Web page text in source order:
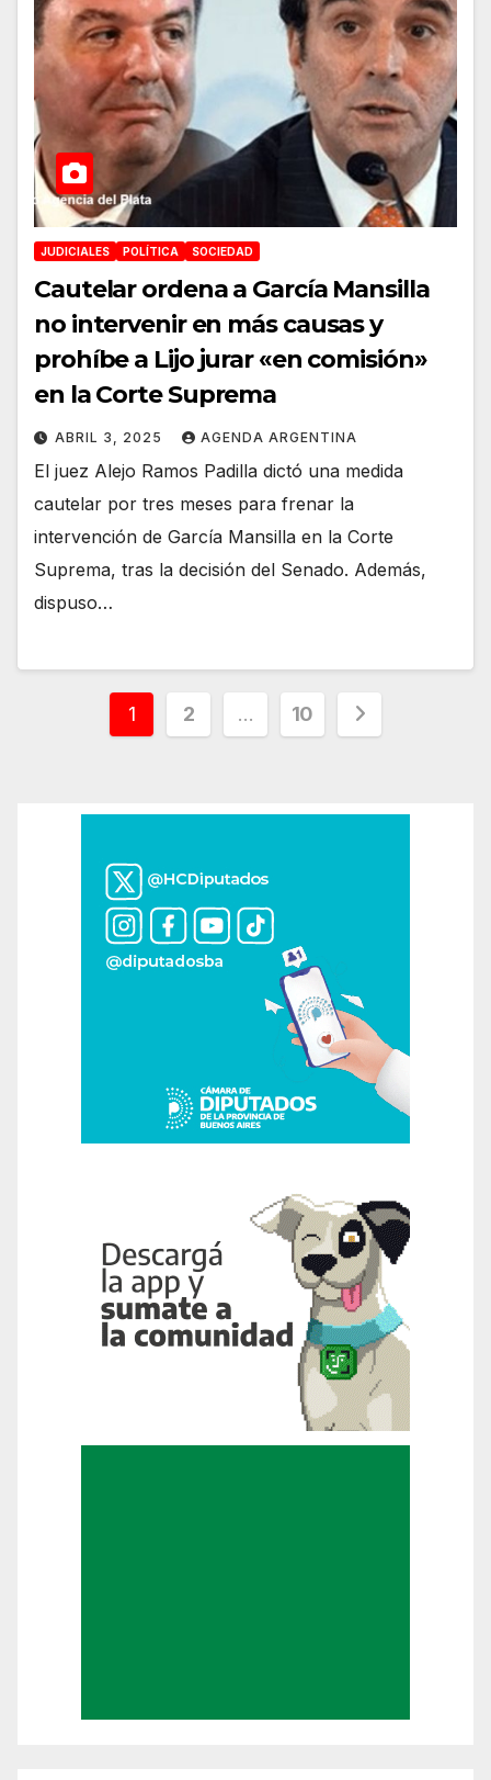
JUDICIALES POLÍTICA SOCIEDAD
Cautelar ordena a García Mansilla
no intervenir en más causas y
prohíbe a Lijo jurar «en comisión»
en la Corte Suprema
ABRIL 3, 2025 AGENDA ARGENTINA
El juez Alejo Ramos Padilla dictó una medida
cautelar por tres meses para frenar la
intervención de García Mansilla en la Corte
Suprema, tras la decisión del Senado. Además,
dispuso…
Paginación
entradas
1 2 … 10